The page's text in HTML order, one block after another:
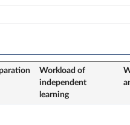
Workload of
independent
learning